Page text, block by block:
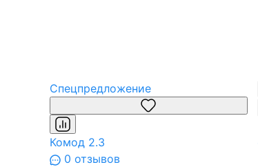
Спецпредложение
Комод 2.3
0 отзывов